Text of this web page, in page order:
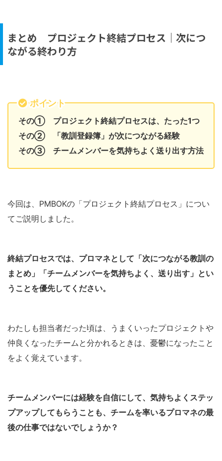
まとめ プロジェクト終結プロセス｜次につ
ながる終わり方
ポイント
その① プロジェクト終結プロセスは、たった1つ
その② 「教訓登録簿」が次につながる経験
その③ チームメンバーを気持ちよく送り出す方法
今回は、PMBOKの「プロジェクト終結プロセス」につい
てご説明しました。
終結プロセスでは、プロマネとして「次につながる教訓の
まとめ」「チームメンバーを気持ちよく、送り出す」とい
うことを優先してください。
わたしも担当者だった頃は、うまくいったプロジェクトや
仲良くなったチームと分かれるときは、憂鬱になったこと
をよく覚えています。
チームメンバーには経験を自信にして、気持ちよくステッ
プアップしてもらうことも、チームを率いるプロマネの最
後の仕事ではないでしょうか？